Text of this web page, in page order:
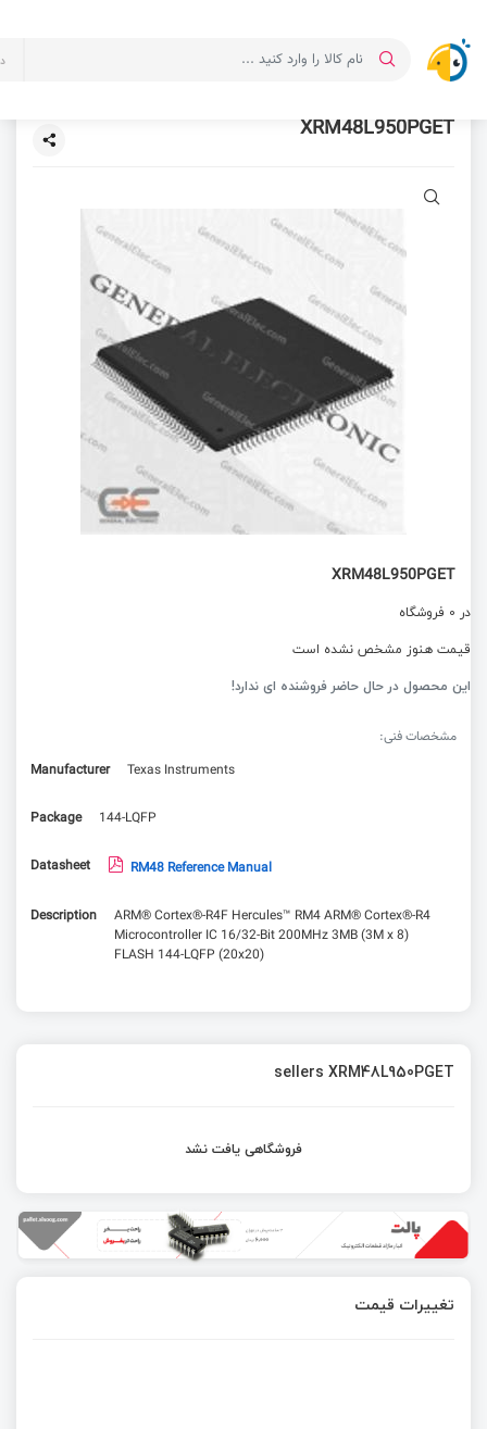
XRM48L950PGET
XRM48L950PGET
در 0 فروشگاه
قیمت هنوز مشخص نشده است
این محصول در حال حاضر فروشنده ای ندارد!
مشخصات فنی:
Manufacturer
Texas Instruments
Package 144-LQFP
Datasheet RM48 Reference Manual
Description
ARM® Cortex®-R4F Hercules™ RM4 ARM® Cortex®-R4
Microcontroller IC 16/32-Bit 200MHz 3MB (3M x 8)
FLASH 144-LQFP (20x20)
sellers XRM48L950PGET
فروشگاهی یافت نشد
تغییرات قیمت